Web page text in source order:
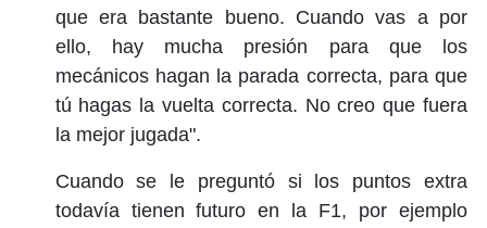
que era bastante bueno. Cuando vas a por
ello, hay mucha presión para que los
mecánicos hagan la parada correcta, para que
tú hagas la vuelta correcta. No creo que fuera
la mejor jugada".
Cuando se le preguntó si los puntos extra
todavía tienen futuro en la F1, por ejemplo